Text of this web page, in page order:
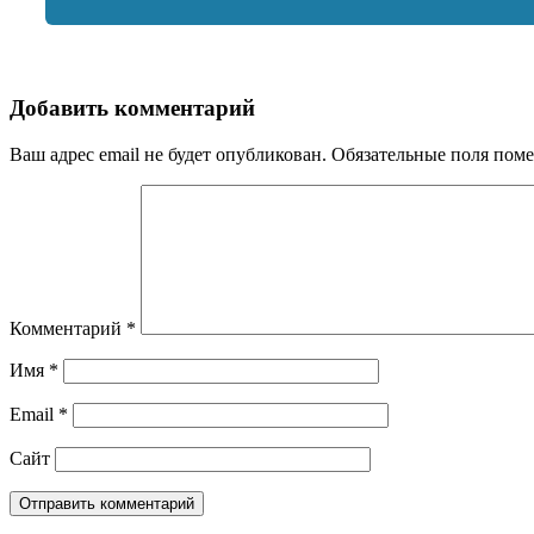
Добавить комментарий
Ваш адрес email не будет опубликован. Обязательные поля
Комментарий *
Имя *
Email *
Сайт